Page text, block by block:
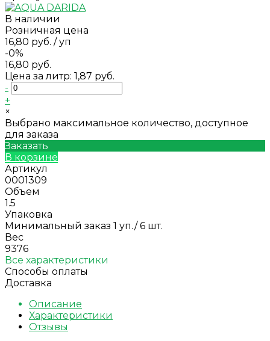
В наличии
Розничная цена
16,80 руб. / уп
-0%
16,80 руб.
Цена за литр: 1,87 руб.
-
+
×
Выбрано максимальное количество, доступное
для заказа
Заказать
В корзине
Артикул
0001309
Объем
1.5
Упаковка
Минимальный заказ 1 уп./ 6 шт.
Вес
9376
Все характеристики
Способы оплаты
Доставка
Описание
Характеристики
Отзывы